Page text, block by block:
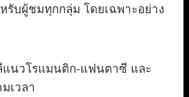
รับผู้ชมทุกกลุ่ม โดยเฉพาะอย่าง
แนวโรแมนติก-แฟนตาซี และ
เวลา